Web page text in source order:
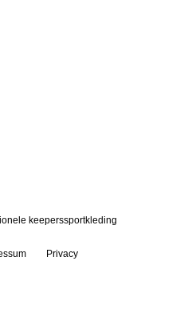
keeperssportkleding
Privacy